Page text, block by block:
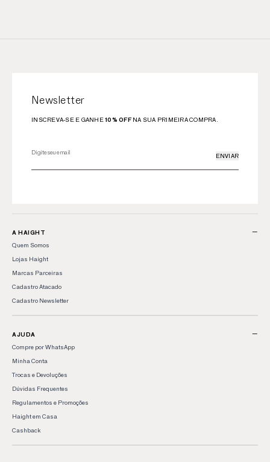
Newsletter
INSCREVA-SE E GANHE10% OFFNA SUA PRIMEIRA COMPRA.
ENVIAR
A HAIGHT −
Quem Somos
Lojas Haight
Marcas Parceiras
Cadastro Atacado
Cadastro Newsletter
AJUDA −
Compre por WhatsApp
Minha Conta
Trocas e Devoluções
Dúvidas Frequentes
Regulamentos e Promoções
Haight em Casa
Cashback